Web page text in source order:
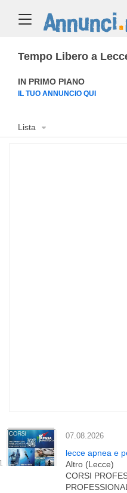
Tempo Libero a
IN PRIMO PIANO
IL TUO ANNUNCIO QUI
Lista
07.08.2026
lecce apnea e
Altro (Lecce)
CORSI